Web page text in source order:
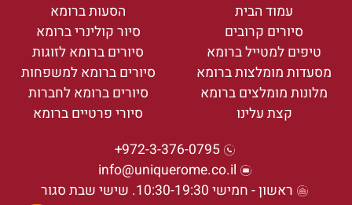
עמוד הבית
סיורים קרובים
טיפים למטייל ברומא
מסעדות מומלצות ברומא
מלונות מומלצים ברומא
קצת עלינו
הסעות ברומא
סיור קולינרי ברומא
סיורים ברומא לזוגות
סיורים ברומא למשפחות
סיורים ברומא לחברות
סיורי פרטיים ברומא
972-3-376-0795+
info@uniquerome.co.il
ראשון - חמישי 10:30-19:30. שישי שבת סגור